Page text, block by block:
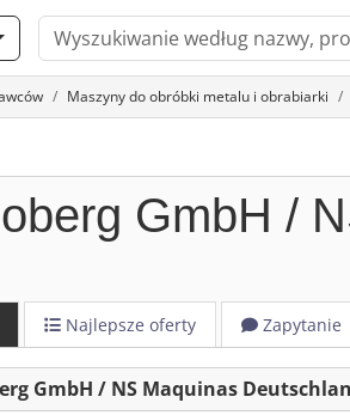
Maszyny do obróbki metalu i obrabiarki
GmbH /
Najlepsze oferty Zapytanie
GmbH / NS Maquinas